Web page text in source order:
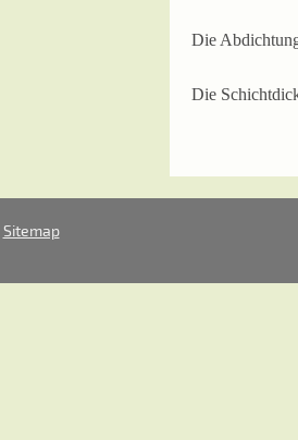
Die
Die
Sitemap